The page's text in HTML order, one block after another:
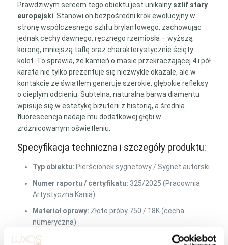
Prawdziwym sercem tego obiektu jest unikalny szlif stary
europejski . Stanowi on bezpośredni krok ewolucyjny w
stronę współczesnego szlifu brylantowego, zachowując
jednak cechy dawnego, ręcznego rzemiosła – wyższą
koronę, mniejszą taflę oraz charakterystycznie ścięty
kolet. To sprawia, że kamień o masie przekraczającej 4 i pół
karata nie tylko prezentuje się niezwykle okazale, ale w
kontakcie ze światłem generuje szerokie, głębokie refleksy
o ciepłym odcieniu. Subtelna, naturalna barwa diamentu
wpisuje się w estetykę biżuterii z historią, a średnia
fluorescencja nadaje mu dodatkowej głębi w
zróżnicowanym oświetleniu.
Specyfikacja techniczna i szczegóły produktu:
Typ obiektu: Pierścionek sygnetowy / Sygnet autorski
Numer raportu / certyfikatu: 325/2025 (Pracownia
Artystyczna Kania)
Materiał oprawy: Złoto próby 750 / 18K (cecha
numeryczna)
Rodzaj oprawy kamienia:
Klasyczne łapki (6 sztuk)